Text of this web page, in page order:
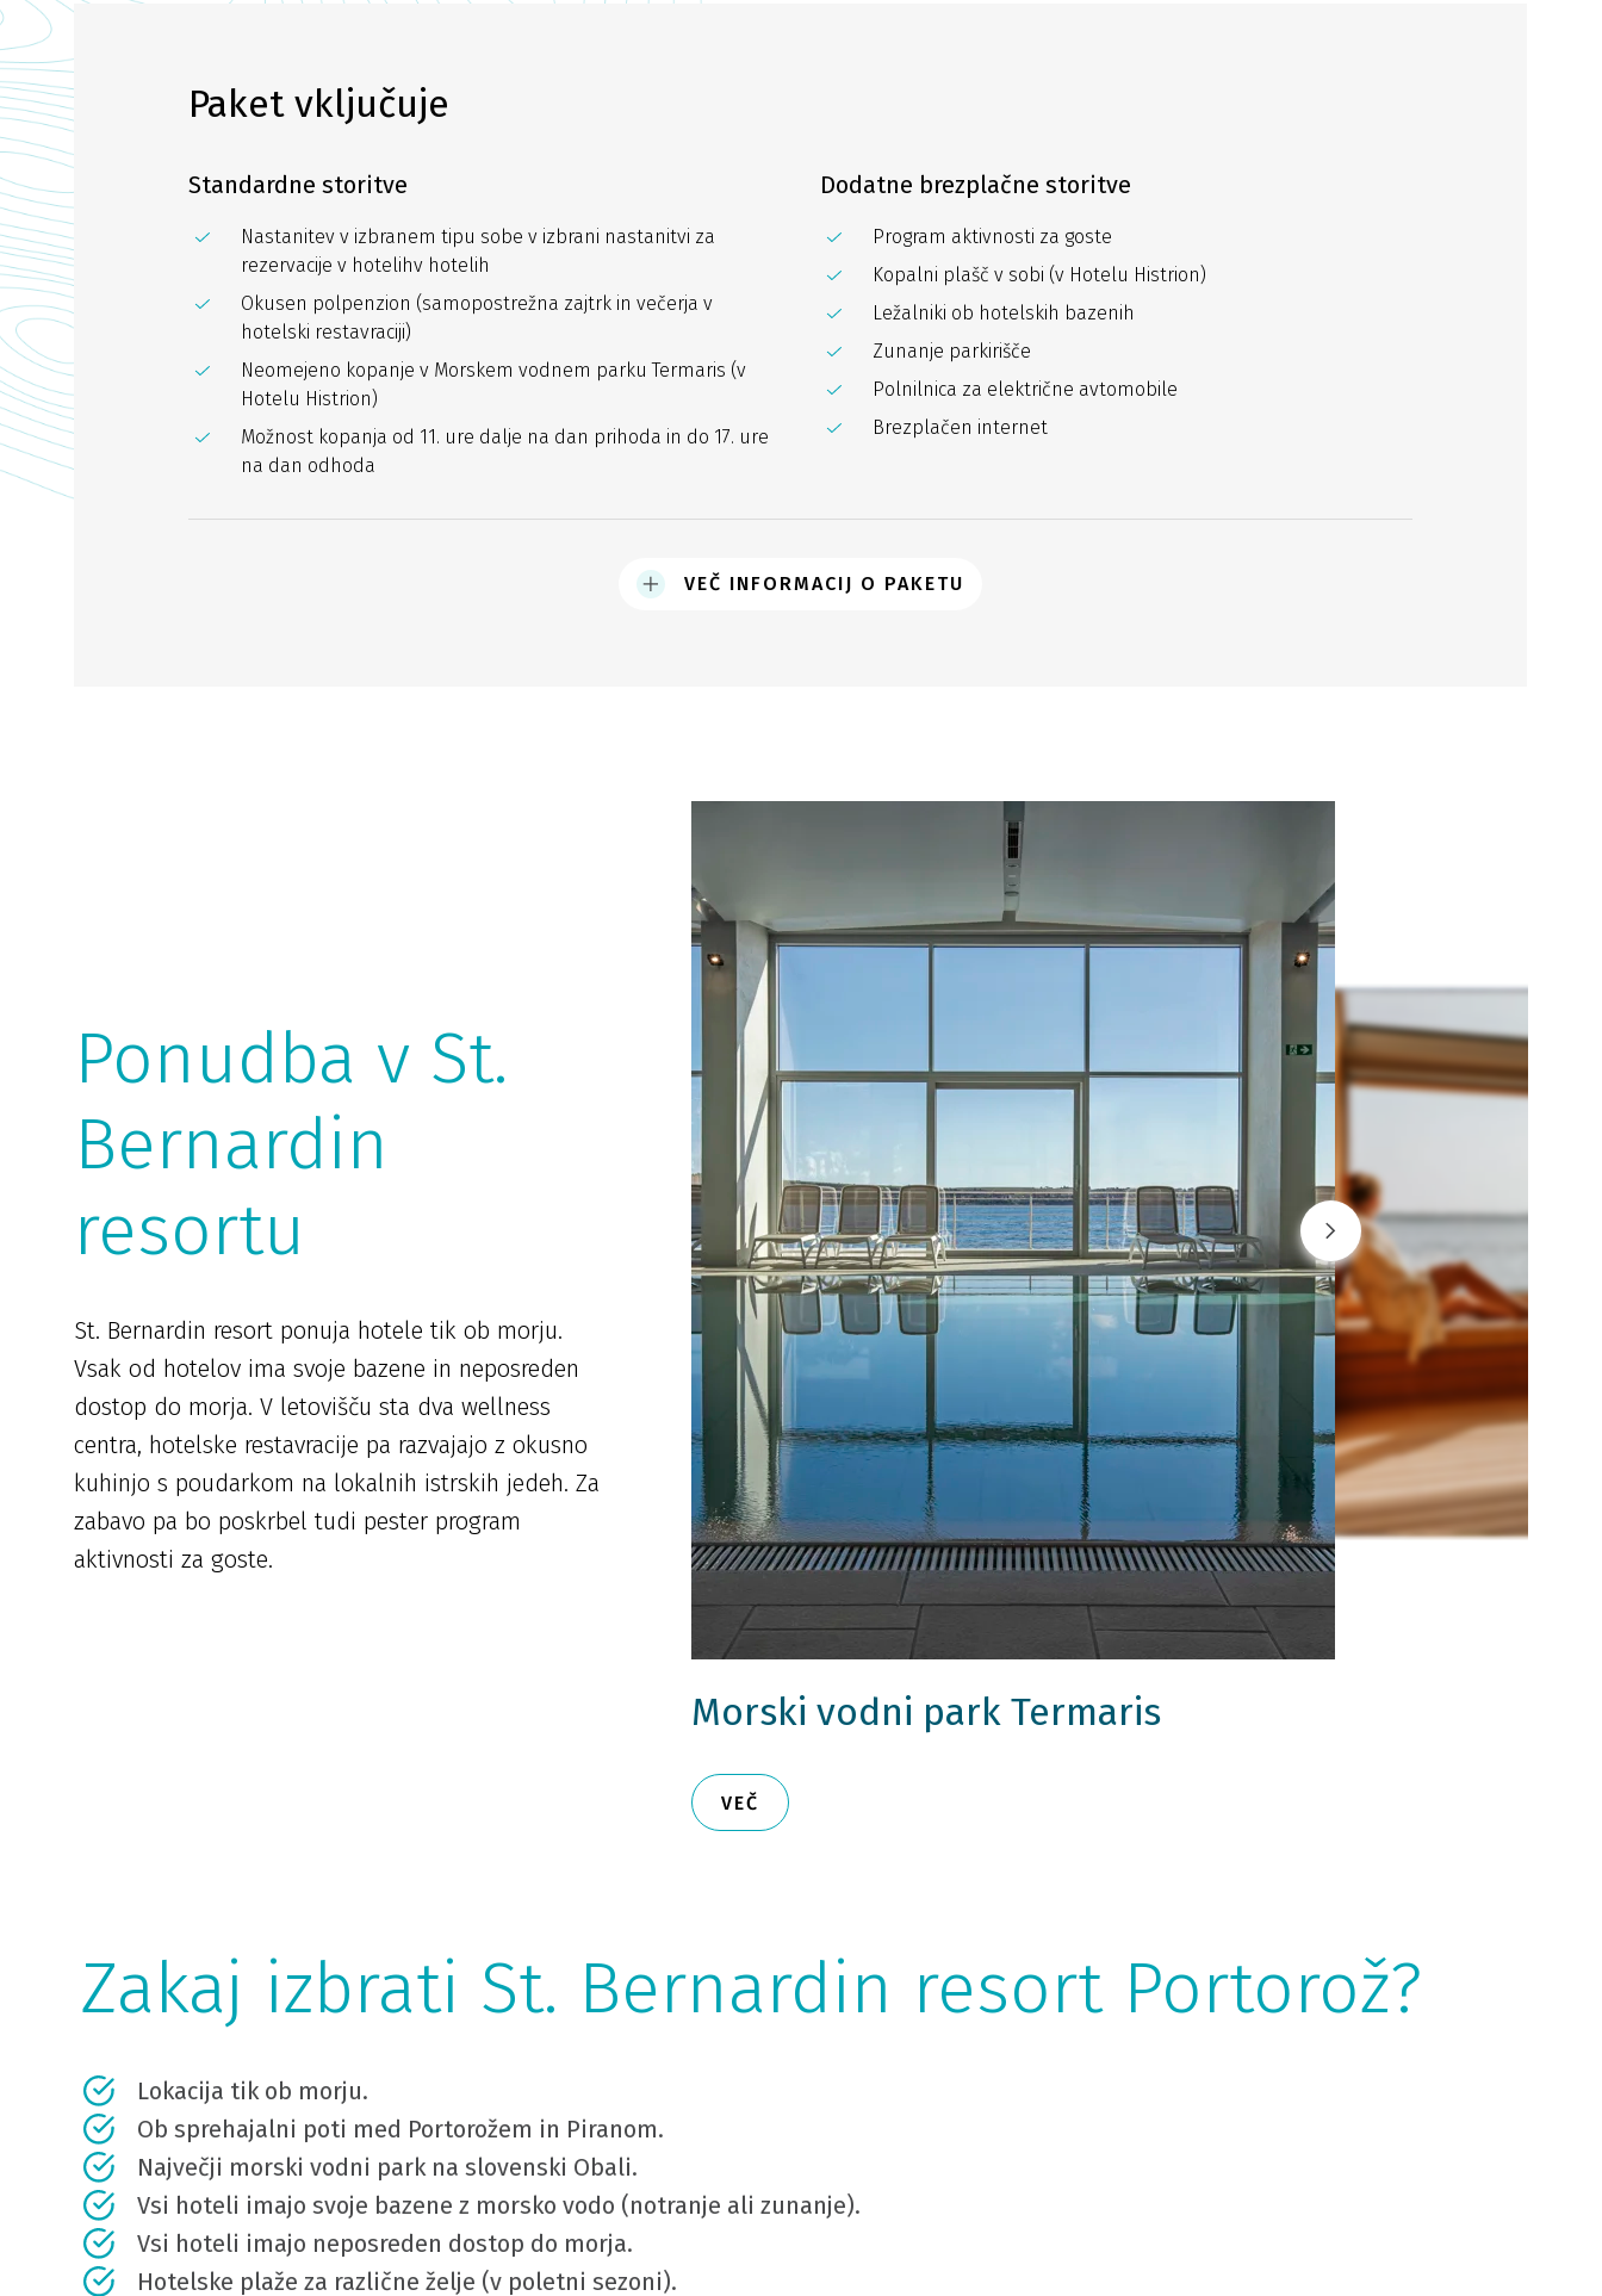
Paket vključuje
Standardne storitve
Nastanitev v izbranem tipu sobe v izbrani nastanitvi za
rezervacije v hotelihv hotelih
Okusen polpenzion (samopostrežna zajtrk in večerja v
hotelski restavraciji)
Neomejeno kopanje v Morskem vodnem parku Termaris (v
Hotelu Histrion)
Možnost kopanja od 11. ure dalje na dan prihoda in do 17. ure
na dan odhoda
Dodatne brezplačne storitve
Program aktivnosti za goste
Kopalni plašč v sobi (v Hotelu Histrion)
Ležalniki ob hotelskih bazenih
Zunanje parkirišče
Polnilnica za električne avtomobile
Brezplačen internet
VEČ INFORMACIJ O PAKETU
Ponudba v St.
Bernardin
resortu
St. Bernardin resort ponuja hotele tik ob morju.
Vsak od hotelov ima svoje bazene in neposreden
dostop do morja. V letovišču sta dva wellness
centra, hotelske restavracije pa razvajajo z okusno
kuhinjo s poudarkom na lokalnih istrskih jedeh. Za
zabavo pa bo poskrbel tudi pester program
aktivnosti za goste.
Morski vodni park Termaris
VEČ
Zakaj izbrati St. Bernardin resort Portorož?
Lokacija tik ob morju.
Ob sprehajalni poti med Portorožem in Piranom.
Največji morski vodni park na slovenski Obali.
Vsi hoteli imajo svoje bazene z morsko vodo (notranje ali zunanje).
Vsi hoteli imajo neposreden dostop do morja.
Hotelske plaže za različne želje (v poletni sezoni).